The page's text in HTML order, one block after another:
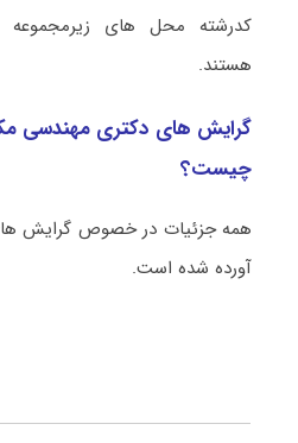
کدرشته محل های زیرمجموعه
هستند.
گرایش های دکتری مهندسی
چیست؟
همه جزئیات در خصوص گرایش
آورده شده است.